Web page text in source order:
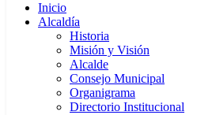
Inicio
Alcaldía
Historia
Misión y Visión
Alcalde
Consejo Municipal
Organigrama
Directorio Institucional